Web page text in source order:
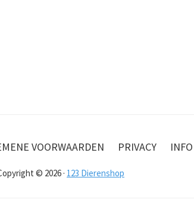
VOORWAARDEN PRIVACY
© 2026 · 123 Dierenshop